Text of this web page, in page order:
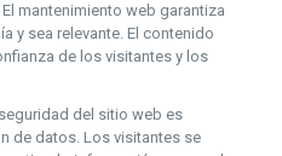
El mantenimiento web garantiza
y sea relevante. El contenido
de los visitantes y los
del sitio web es
de datos. Los visitantes se